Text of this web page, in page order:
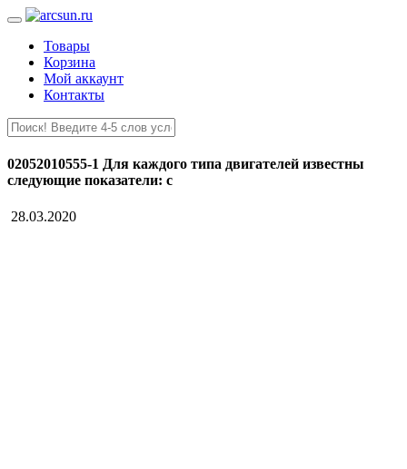
Товары
Корзина
Мой аккаунт
Контакты
02052010555-1 Для каждого типа двигателей известны
следующие показатели: с
28.03.2020